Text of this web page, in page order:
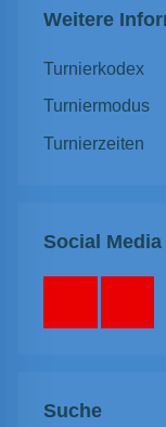
Weitere
Turnierkodex
Turniermodus
Turnierzeiten
Social Media
Suche